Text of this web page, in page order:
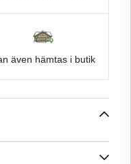
även hämtas i butik